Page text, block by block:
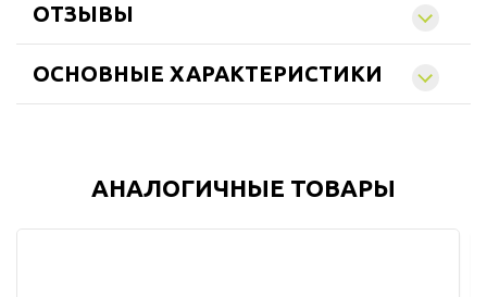
ОТЗЫВЫ
ОСНОВНЫЕ ХАРАКТЕРИСТИКИ
АНАЛОГИЧНЫЕ ТОВАРЫ